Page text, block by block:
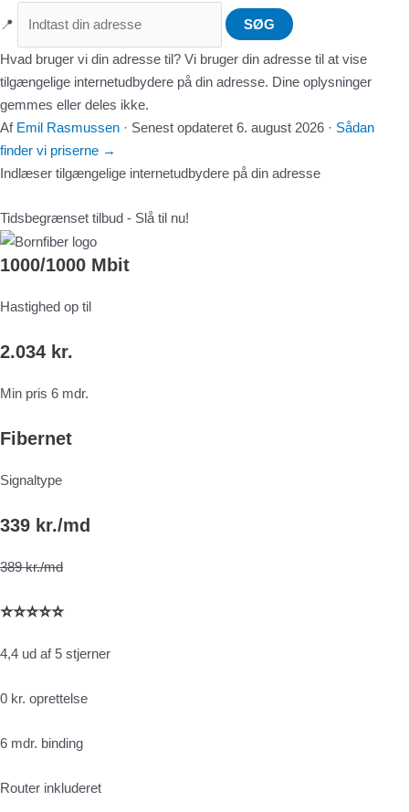
📍 SØG
Hvad bruger vi din adresse til? Vi bruger din adresse til at vise
tilgængelige internetudbydere på din adresse. Dine oplysninger
gemmes eller deles ikke.
Af Emil Rasmussen · Senest opdateret 6. august 2026 · Sådan
finder vi priserne →
Indlæser tilgængelige internetudbydere på din adresse
Tidsbegrænset tilbud - Slå til nu!
1000/1000 Mbit
Hastighed op til
2.034 kr.
Min pris 6 mdr.
Fibernet
Signaltype
339 kr./md
389 kr./md
⭐⭐⭐⭐⭐
4,4 ud af 5 stjerner
0 kr. oprettelse
6 mdr. binding
Router inkluderet